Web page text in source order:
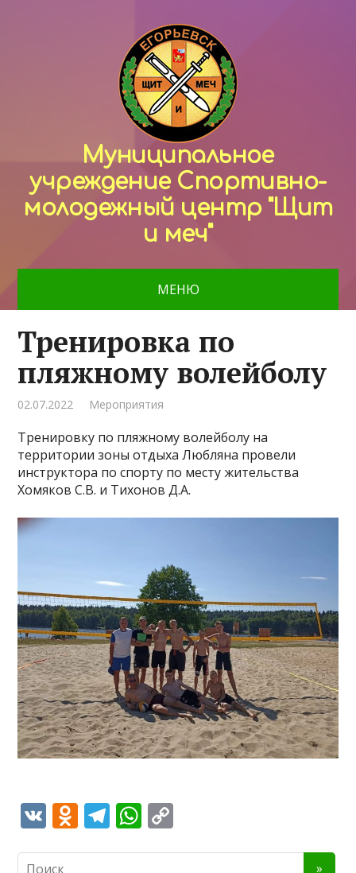
Муниципальное
учреждение Спортивно-
молодежный центр "Щит
и меч"
МЕНЮ
Тренировка по
пляжному волейболу
02.07.2022 Мероприятия
Тренировку по пляжному волейболу на
территории зоны отдыха Любляна провели
инструктора по спорту по месту жительства
Хомяков С.В. и Тихонов Д.А.
V O T W